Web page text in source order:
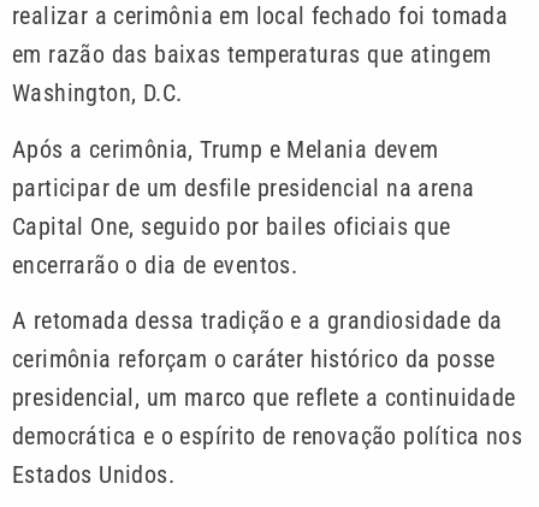
realizar a cerimônia em local fechado foi tomada
em razão das baixas temperaturas que atingem
Washington, D.C.
Após a cerimônia, Trump e Melania devem
participar de um desfile presidencial na arena
Capital One, seguido por bailes oficiais que
encerrarão o dia de eventos.
A retomada dessa tradição e a grandiosidade da
cerimônia reforçam o caráter histórico da posse
presidencial, um marco que reflete a continuidade
democrática e o espírito de renovação política nos
Estados Unidos.